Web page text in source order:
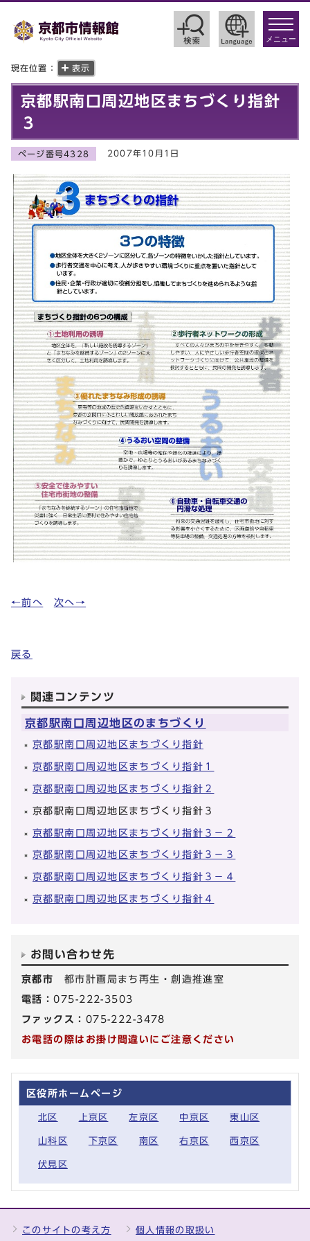
toggle
メニュー
現在位置： 表示
京都駅南口周辺地区まちづくり指針
３
ページ番号4328 2007年10月1日
←前へ 次へ→
戻る
関連コンテンツ
京都駅南口周辺地区のまちづくり
京都駅南口周辺地区まちづくり指針
京都駅南口周辺地区まちづくり指針１
京都駅南口周辺地区まちづくり指針２
京都駅南口周辺地区まちづくり指針３
京都駅南口周辺地区まちづくり指針３－２
京都駅南口周辺地区まちづくり指針３－３
京都駅南口周辺地区まちづくり指針３－４
京都駅南口周辺地区まちづくり指針４
お問い合わせ先
京都市 都市計画局まち再生・創造推進室
電話：075-222-3503
ファックス： 075-222-3478
お電話の際はお掛け間違いにご注意ください
区役所ホームページ
北区 上京区 左京区 中京区 東山区
山科区 下京区 南区 右京区 西京区
伏見区
このサイトの考え方 個人情報の取扱い